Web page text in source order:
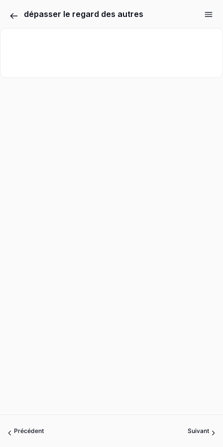
dépasser le regard des autres
Précédent Suivant